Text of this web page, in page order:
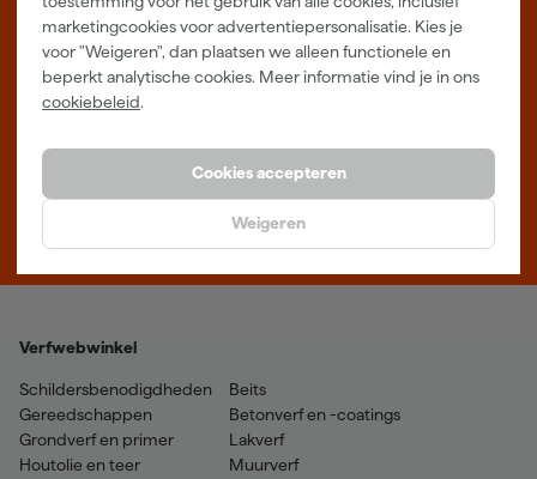
marketingcookies voor advertentiepersonalisatie. Kies je
voor "Weigeren", dan plaatsen we alleen functionele en
beperkt analytische cookies. Meer informatie vind je in ons
cookiebeleid.
Cookies accepteren
Weigeren
Meer over ons
Showroom in Tilburg
Openingstijden
Zaterdag 08:00 - 16:00
Verfwebwinkel
Schildersbenodigdheden
Gereedschappen
Grondverf en primer
Houtolie en teer
Beits
Betonverf en -coatings
Lakverf
Muurverf